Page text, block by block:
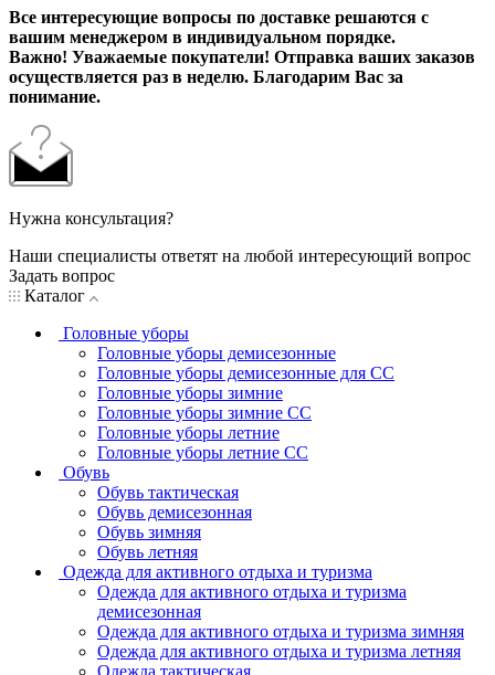
Все интересующие вопросы по доставке решаются с
вашим менеджером в индивидуальном порядке.
Важно! Уважаемые покупатели! Отправка ваших заказов
осуществляется раз в неделю. Благодарим Вас за
понимание.
Нужна консультация?
Наши специалисты ответят на любой интересующий вопрос
Задать вопрос
Каталог
Головные уборы
Головные уборы демисезонные
Головные уборы демисезонные для СС
Головные уборы зимние
Головные уборы зимние СС
Головные уборы летние
Головные уборы летние СС
Обувь
Обувь тактическая
Обувь демисезонная
Обувь зимняя
Обувь летняя
Одежда для активного отдыха и туризма
Одежда для активного отдыха и туризма
демисезонная
Одежда для активного отдыха и туризма зимняя
Одежда для активного отдыха и туризма летняя